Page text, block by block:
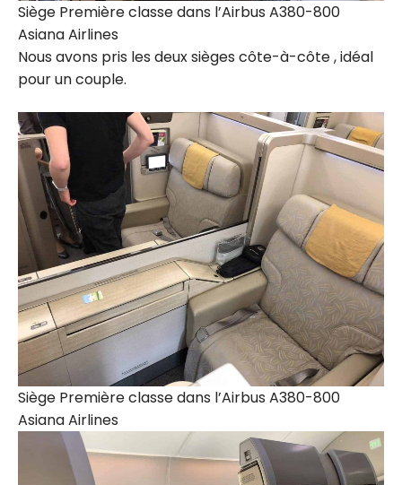
Siège Première classe dans l’Airbus A380-800
Asiana Airlines
Nous avons pris les deux sièges côte-à-côte , idéal
pour un couple.
Siège Première classe dans l’Airbus A380-800
Asiana Airlines